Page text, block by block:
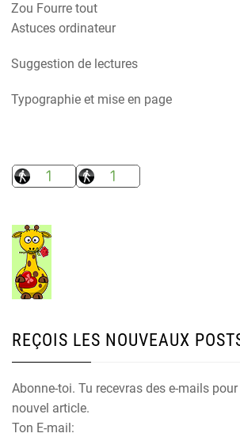
Zou Fourre tout
Astuces ordinateur
Suggestion de lectures
Typographie et mise en page
REÇOIS LES NOUVEAUX
Abonne-toi. Tu recevras des e-mails
nouvel article.
Ton E-mail: